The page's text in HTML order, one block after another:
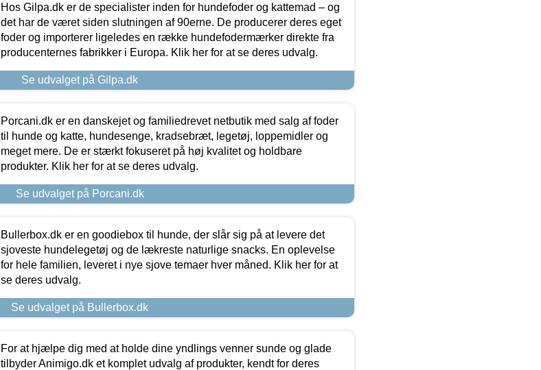
Hos Gilpa.dk er de specialister inden for hundefoder og kattemad – og
det har de været siden slutningen af 90erne. De producerer deres eget
foder og importerer ligeledes en række hundefodermærker direkte fra
producenternes fabrikker i Europa. Klik her for at se deres udvalg.
Se udvalget på Gilpa.dk
Porcani.dk er en danskejet og familiedrevet netbutik med salg af foder
til hunde og katte, hundesenge, kradsebræt, legetøj, loppemidler og
meget mere. De er stærkt fokuseret på høj kvalitet og holdbare
produkter. Klik her for at se deres udvalg.
Se udvalget på Porcani.dk
Bullerbox.dk er en goodiebox til hunde, der slår sig på at levere det
sjoveste hundelegetøj og de lækreste naturlige snacks. En oplevelse
for hele familien, leveret i nye sjove temaer hver måned. Klik her for at
se deres udvalg.
Se udvalget på Bullerbox.dk
For at hjælpe dig med at holde dine yndlings venner sunde og glade
tilbyder Animigo.dk et komplet udvalg af produkter, kendt for deres